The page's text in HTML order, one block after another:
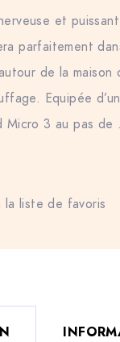
et
parfaitement
de la
Equipée
Micro 3 au pas de
la liste de favoris